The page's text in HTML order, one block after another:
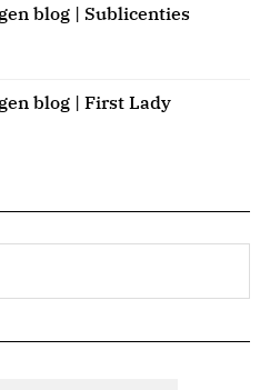
blog | Sublicenties
blog | First Lady